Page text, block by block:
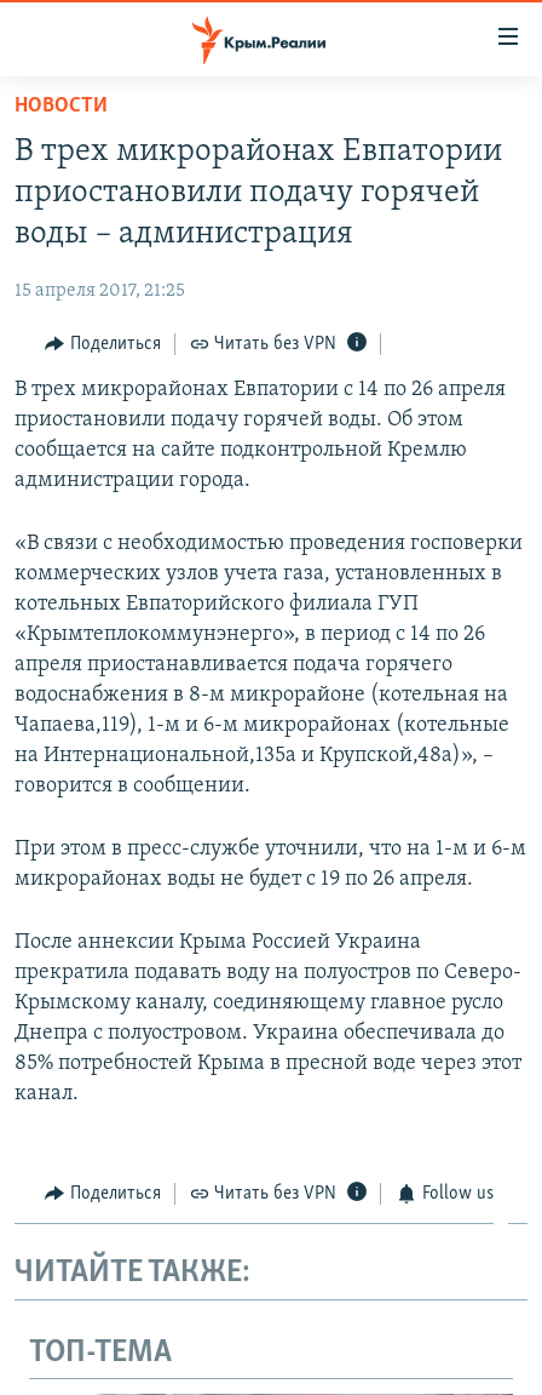
Вернуться
основному
содержанию
Вернутся
главной
навигации
Вернутся
поиску
СПЕЦПРОЕКТЫ
11 ЛЕТ ОККУПАЦИИ КРЫМА. 11 ИСТОРИЙ СОПРОТИВЛЕНИЯ
ВОДА
ЕЩЕ
ИНТЕРАКТИВ
ИНФОГРАФИКА
ТЕЛЕПРОЕКТ КРЫМ.РЕАЛИИ
СОВЕТЫ ПРАВОЗАЩИТНИКОВ
ПОБЕДИТЕЛЕЙ НЕ СУДЯТ?
КРЫМ.НЕПОКОРЕННЫЙ
УКРАИНСКАЯ ПРОБЛЕМА КРЫМА
РАДІО СВОБОДА
КАК ОБОЙТИ БЛОКИРОВКУ
Українською
Qırımtatar
Все сайты RFE/RL
НОВОСТИ
В трех микрорайонах Евпатории
приостановили подачу горячей
воды – администрация
15 апреля 2017, 21:25
Поделиться Читать без VPN
В трех микрорайонах Евпатории с 14 по 26 апреля
приостановили подачу горячей воды. Об этом
сообщается на сайте подконтрольной Кремлю
администрации города.
«В связи с необходимостью проведения госповерки
коммерческих узлов учета газа, установленных в
котельных Евпаторийского филиала ГУП
«Крымтеплокоммунэнерго», в период с 14 по 26
апреля приостанавливается подача горячего
водоснабжения в 8-м микрорайоне (котельная на
Чапаева,119), 1-м и 6-м микрорайонах (котельные
на Интернациональной,135а и Крупской,48а)», –
говорится в сообщении.
При этом в пресс-службе уточнили, что на 1-м и 6-м
микрорайонах воды не будет с 19 по 26 апреля.
После аннексии Крыма Россией Украина
прекратила подавать воду на полуостров по Северо-
Крымскому каналу, соединяющему главное русло
Днепра с полуостровом. Украина обеспечивала до
85% потребностей Крыма в пресной воде через этот
канал.
Поделиться Читать без VPN Follow us
ЧИТАЙТЕ ТАКЖЕ:
ТОП-ТЕМА